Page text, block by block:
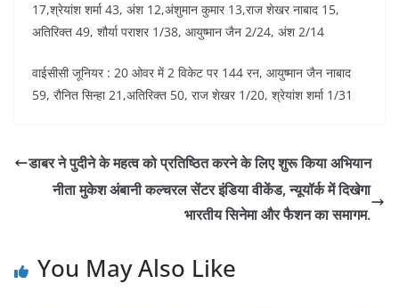
17,श्रेयांश शर्मा 43, अंश 12,अंशुमान कुमार 13,राज शेखर नाबाद 15,
अतिरिक्त 49, शौर्या पराशर 1/38, आयुष्मान जैन 2/24, अंश 2/14
वाईसीसी जूनियर : 20 ओवर में 2 विकेट पर 144 रन, आयुष्मान जैन नाबाद
59, रौनित सिन्हा 21,अतिरिक्त 50, राज शेखर 1/20, श्रेयांश शर्मा 1/31
डाबर ने पुदीने के महत्व को प्रतिष्ठित करने के लिए शुरू किया अभियान
नीता मुकेश अंबानी कल्चरल सेंटर इंडिया वीकेंड, न्यूयॉर्क में दिखेगा
भारतीय सिनेमा और फैशन का समागम.
You May Also Like